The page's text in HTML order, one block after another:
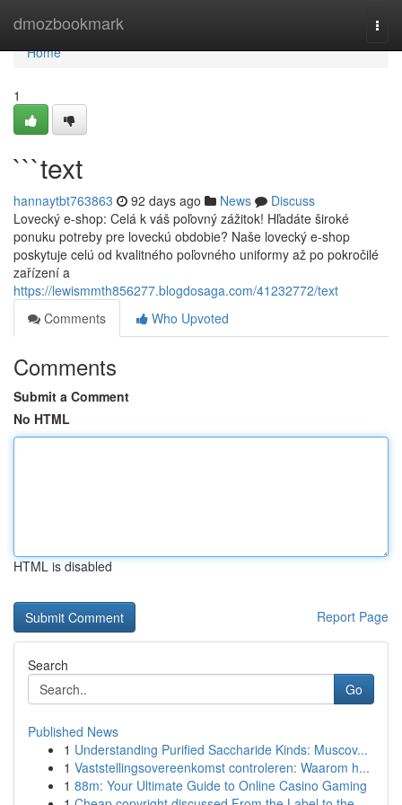
dmozbookmark
Home
Home
1
```text
hannaytbt763863 92 days ago News
Discuss
Lovecký e-shop: Celá k váš poľovný zážitok! Hľadáte široké
ponuku potreby pre loveckú obdobie? Naše lovecký e-shop
poskytuje celú od kvalitného poľovného uniformy až po pokročilé
zařízení a
https://lewismmth856277.blogdosaga.com/41232772/text
Comments
Who Upvoted
Comments
Submit a Comment
No HTML
HTML is disabled
Report Page
Search
Go
Published News
1 Understanding Purified Saccharide Kinds: Muscov...
1 Vaststellingsovereenkomst controleren: Waarom h...
1 88m: Your Ultimate Guide to Online Casino Gaming